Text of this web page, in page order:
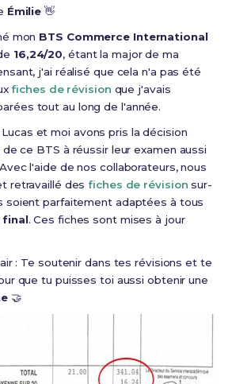
Émilie 👋
mon BTS Commerce International
16,24/20, étant la major de ma
j'ai réalisé que cela n'a pas été
fiches de révision que j'avais
tout au long de l'année.
et moi avons pris la décision
ce BTS à réussir leur examen aussi
l'aide de nos collaborateurs, nous
retravaillé des fiches de révision sur-
soient parfaitement adaptées à tous
final. Ces fiches sont mises à jour
: Te soutenir dans tes révisions et te
que tu puisses toi aussi obtenir une
🤝